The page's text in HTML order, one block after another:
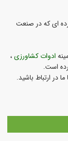
ای که در صنعت
ادوات کشاورزی،
است.
در ارتباط باشید.